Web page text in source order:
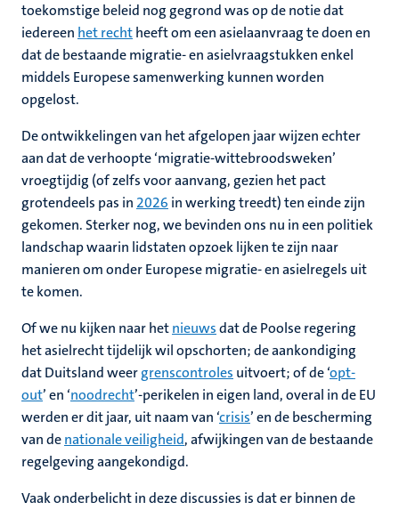
toekomstige beleid nog gegrond was op de notie dat
iedereen het rechtheeft om een asielaanvraag te doen en
dat de bestaande migratie- en asielvraagstukken enkel
middels Europese samenwerking kunnen worden
opgelost.
De ontwikkelingen van het afgelopen jaar wijzen echter
aan dat de verhoopte ‘migratie-wittebroodsweken’
vroegtijdig (of zelfs voor aanvang, gezien het pact
grotendeels pas in 2026 in werking treedt) ten einde zijn
gekomen. Sterker nog, we bevinden ons nu in een politiek
landschap waarin lidstaten opzoek lijken te zijn naar
manieren om onder Europese migratie- en asielregels uit
te komen.
Of we nu kijken naar hetnieuwsdat de Poolse regering
het asielrecht tijdelijk wil opschorten; de aankondiging
dat Duitsland weergrenscontroles uitvoert; of de ‘opt-
out’ en ‘noodrecht’-perikelen in eigen land, overal in de EU
werden er dit jaar, uit naam van ‘crisis’ en de bescherming
van denationale veiligheid, afwijkingen van de bestaande
regelgeving aangekondigd.
Vaak onderbelicht in deze discussies is dat er binnen de